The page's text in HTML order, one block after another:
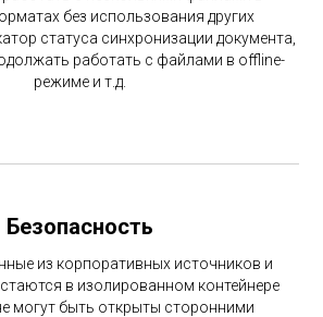
без использования других
статуса синхронизации документа,
работать с файлами в offline-
режиме и т.д.
Безопасность
из корпоративных источников и
в изолированном контейнере
могут быть открыты сторонними